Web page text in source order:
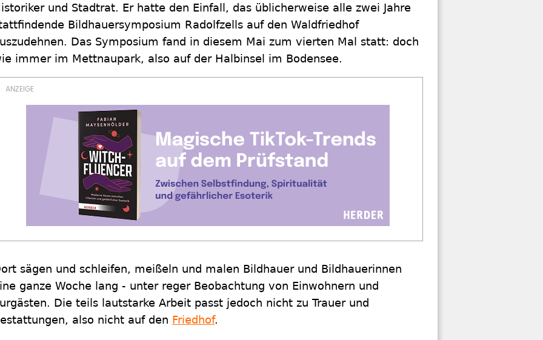
und Stadtrat. Er hatte den Einfall, das üblicherweise alle zwei Jahre
Bildhauersymposium Radolfzells auf den Waldfriedhof
Das Symposium fand in diesem Mai zum vierten Mal statt: doch
immer im Mettnaupark, also auf der Halbinsel im Bodensee.
sägen und schleifen, meißeln und malen Bildhauer und Bildhauerinnen
ganze Woche lang - unter reger Beobachtung von Einwohnern und
Die teils lautstarke Arbeit passt jedoch nicht zu Trauer und
also nicht auf den Friedhof.